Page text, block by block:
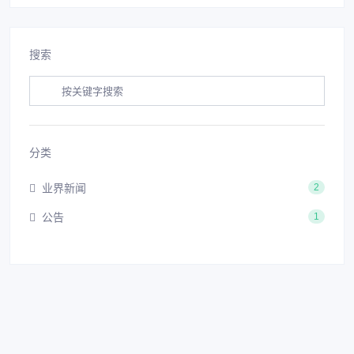
搜索
分类
业界新闻 2
公告 1